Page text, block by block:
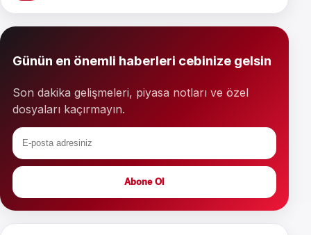
Günün en önemli haberleri cebinize gelsin
Son dakika gelişmeleri, piyasa notları ve özel
dosyaları kaçırmayın.
Abone Ol